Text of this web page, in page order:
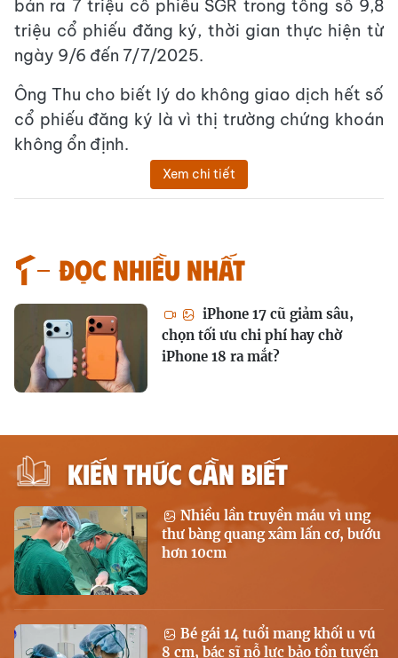
bán ra 7 triệu cổ phiếu SGR trong tổng số 9,8
triệu cổ phiếu đăng ký, thời gian thực hiện từ
ngày 9/6 đến 7/7/2025.
Ông Thu cho biết lý do không giao dịch hết số
cổ phiếu đăng ký là vì thị trường chứng khoán
không ổn định.
Xem chi tiết
Đọc nhiều nhất
iPhone 17 cũ giảm sâu,
chọn tối ưu chi phí hay chờ
iPhone 18 ra mắt?
KIẾN THỨC CẦN BIẾT
Nhiều lần truyền máu vì ung
thư bàng quang xâm lấn cơ, bướu
hơn 10cm
Bé gái 14 tuổi mang khối u vú
8 cm, bác sĩ nỗ lực bảo tồn tuyến